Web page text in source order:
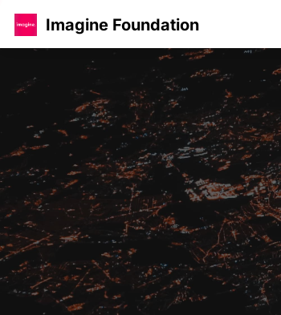
Imagine Foundation